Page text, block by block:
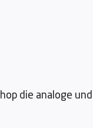
die analoge